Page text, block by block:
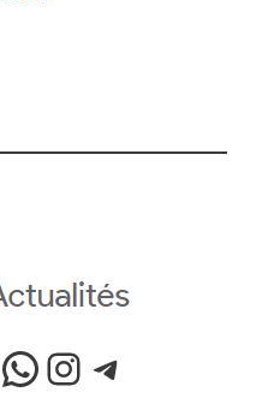
WhatsApp
Instagram
Telegram